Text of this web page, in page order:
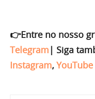
👉Entre no nosso
Telegram | Siga
Instagram, YouTube